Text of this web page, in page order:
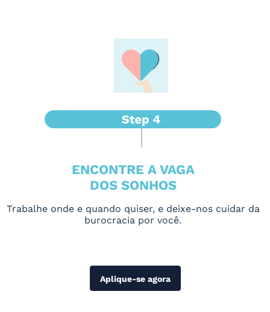
ENCONTRE A VAGA
DOS SONHOS
Trabalhe onde e quando quiser, e deixe-nos cuidar da
burocracia por você.
Aplique-se agora